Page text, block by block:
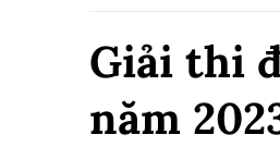
Giải thi
năm